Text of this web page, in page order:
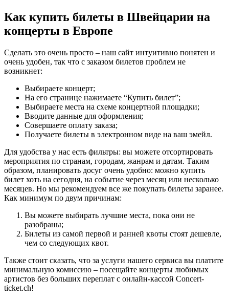
Как купить билеты в Швейцарии на
концерты в Европе
Сделать это очень просто – наш сайт интуитивно понятен и
очень удобен, так что с заказом билетов проблем не
возникнет:
Выбираете концерт;
На его странице нажимаете “Купить билет”;
Выбираете места на схеме концертной площадки;
Вводите данные для оформления;
Совершаете оплату заказа;
Получаете билеты в электронном виде на ваш эмейл.
Для удобства у нас есть фильтры: вы можете отсортировать
мероприятия по странам, городам, жанрам и датам. Таким
образом, планировать досуг очень удобно: можно купить
билет хоть на сегодня, на событие через месяц или несколько
месяцев. Но мы рекомендуем все же покупать билеты заранее.
Как минимум по двум причинам:
Вы можете выбирать лучшие места, пока они не
разобраны;
Билеты из самой первой и ранней квоты стоят дешевле,
чем со следующих квот.
Также стоит сказать, что за услуги нашего сервиса вы платите
минимальную комиссию – посещайте концерты любимых
артистов без больших переплат с онлайн-кассой Concert-
ticket.ch!